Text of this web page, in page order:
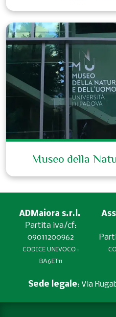
Museo della
ADMaiora s.r.l.
Partita iva/cf:
09011200962
CODICE UNIVOCO :
BA6ET11
Sede legale: Via